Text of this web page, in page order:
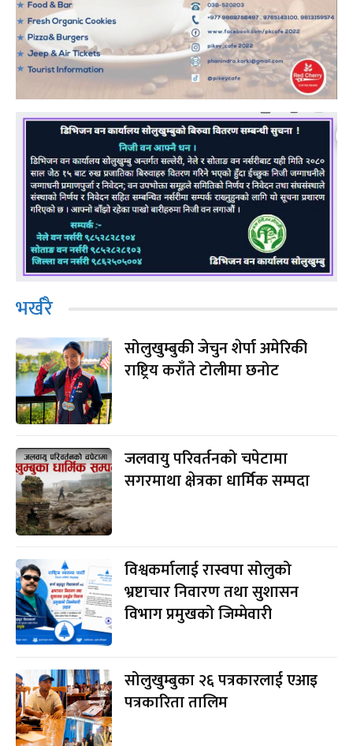
भर्खरै
सोलुखुम्बुकी जेचुन शेर्पा अमेरिकी
राष्ट्रिय कराँते टोलीमा छनोट
जलवायु परिवर्तनको चपेटामा
सगरमाथा क्षेत्रका धार्मिक सम्पदा
विश्वकर्मालाई रास्वपा सोलुको
भ्रष्टाचार निवारण तथा सुशासन
विभाग प्रमुखको जिम्मेवारी
सोलुखुम्बुका २६ पत्रकारलाई एआइ
पत्रकारिता तालिम